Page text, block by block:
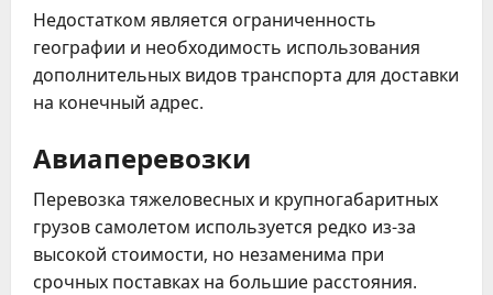
Недостатком является ограниченность
географии и необходимость использования
дополнительных видов транспорта для доставки
на конечный адрес.
Авиаперевозки
Перевозка тяжеловесных и крупногабаритных
грузов самолетом используется редко из-за
высокой стоимости, но незаменима при
срочных поставках на большие расстояния.